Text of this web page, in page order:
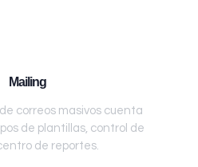
Mailing
correos masivos cuenta
de plantillas, control de
de reportes.